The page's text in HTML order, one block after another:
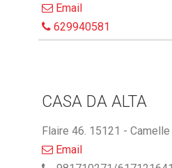
Email
629940581
CASA DA ALTA
Flaire 46. 15121 - Camelle
Email